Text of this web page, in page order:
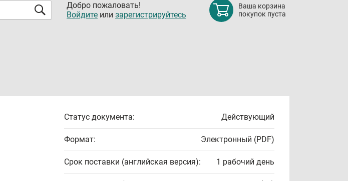
Добро пожаловать!
Войдите или зарегистрируйтесь
Ваша корзина
покупок пуста
Статус документа: Действующий
Формат: Электронный (PDF)
Срок поставки (английская версия): 1 рабочий день